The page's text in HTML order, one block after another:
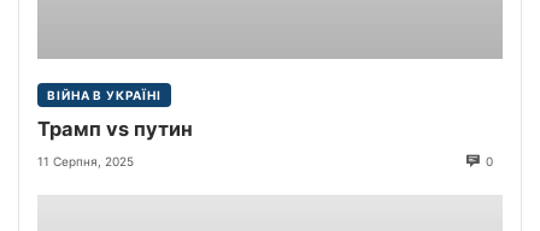
ВІЙНА В УКРАЇНІ
Трамп vs путин
11 Серпня, 2025 0